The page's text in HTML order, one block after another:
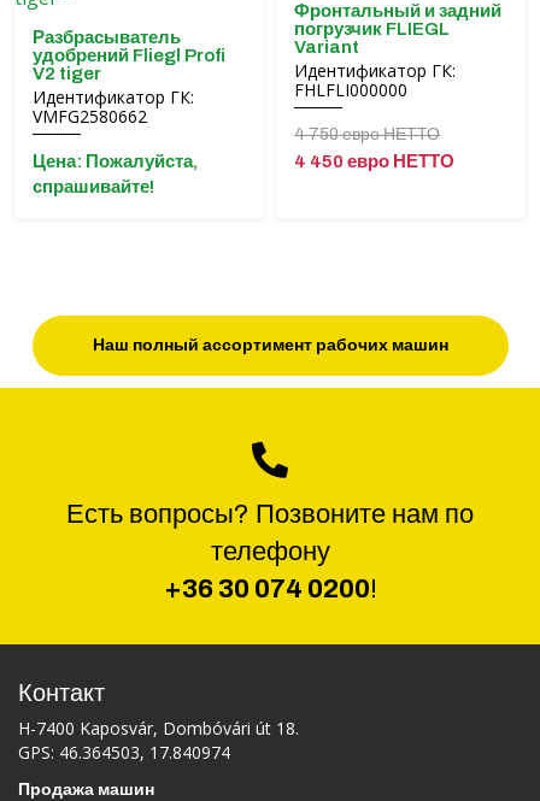
Разбрасыватель
удобрений Fliegl Profi
V2 tiger
Идентификатор ГК:
VMFG2580662
Цена: Пожалуйста,
спрашивайте!
Фронтальный и задний
погрузчик FLIEGL
Variant
Идентификатор ГК:
FHLFLI000000
4 750 евро НЕТТО
4 450 евро НЕТТО
Наш полный ассортимент рабочих машин
Есть вопросы? Позвоните нам по
телефону
+36 30 074 0200!
Контакт
H-7400 Kaposvár, Dombóvári út 18.
GPS: 46.364503, 17.840974
Продажа машин